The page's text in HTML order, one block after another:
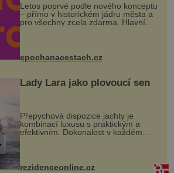
Letos poprvé podle nového konceptu
– přímo v historickém jádru města a
pro všechny zcela zdarma. Hlavní
program se odehraje na Karlově a
mohou těšit na víno, burčák, pes...
epochanacestach.cz
Lady Lara jako plovoucí sen
Přepychová dispozice jachty je
kombinací luxusu s praktickým a
efektivním. Dokonalost v každém
detailu představuje značka Fendi
Casa, kterou byly vybaveny její
paluby. Monacký přístav nabízí
každoročn...
rezidenceonline.cz